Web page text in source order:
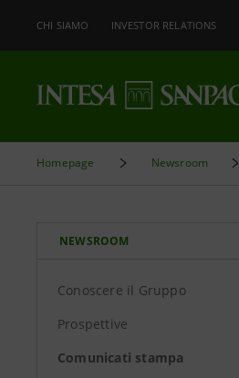
CHI SIAMO INVESTOR RELATIONS
Homepage Newsroom
NEWSROOM
Conoscere il Gruppo
Prospettive
Comunicati stampa